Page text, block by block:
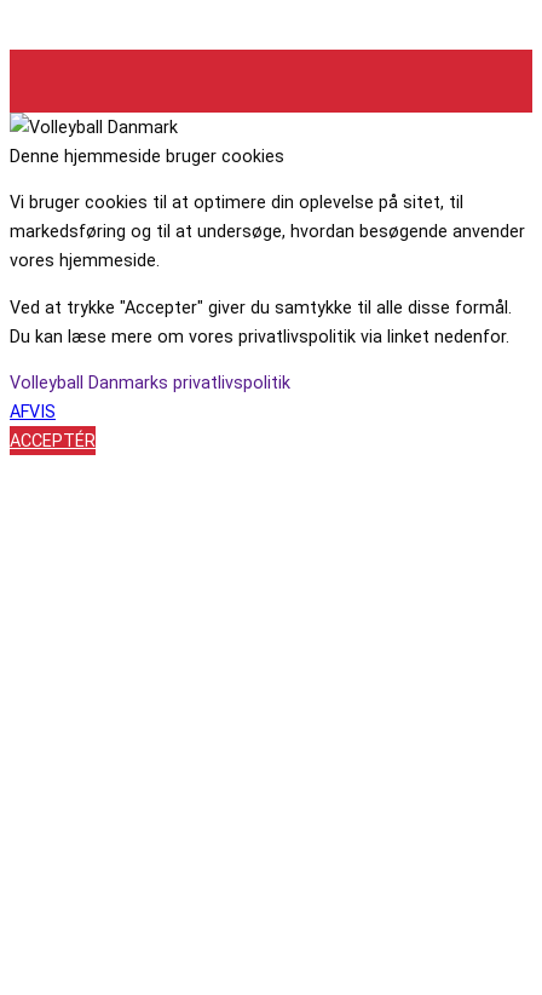
Denne hjemmeside bruger cookies
Vi bruger cookies til at optimere din oplevelse på sitet, til
markedsføring og til at undersøge, hvordan besøgende anvender
vores hjemmeside.
Ved at trykke "Accepter" giver du samtykke til alle disse formål.
Du kan læse mere om vores privatlivspolitik via linket nedenfor.
Volleyball Danmarks privatlivspolitik
AFVIS
ACCEPTÉR